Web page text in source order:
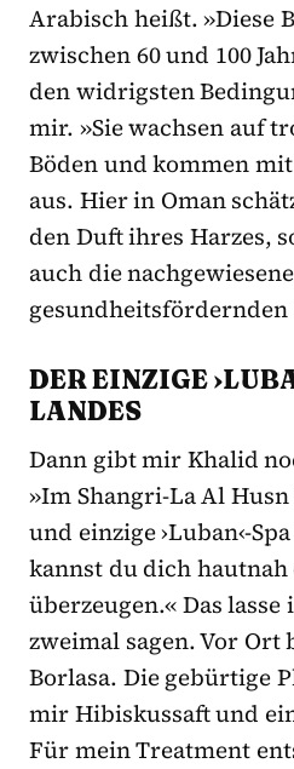
Arabisch heißt. »Diese
zwischen 60 und 100
den widrigsten
mir. »Sie wachsen auf
Böden und kommen
aus. Hier in Oman
den Duft ihres Harzes,
auch die
gesundheitsfördernden
DER EINZIGE
LANDES
Dann gibt mir Khalid
»Im Shangri-La Al
und einzige ›Luban‹-
kannst du dich hautnah
überzeugen.« Das
zweimal sagen. Vor
Borlasa. Die gebürtige
mir Hibiskussaft und
Für mein Treatment